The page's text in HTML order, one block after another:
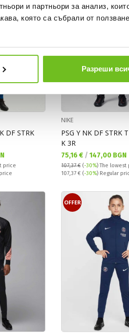
и партньори за анализ,
която са събрали от
Разреши
DF STRK
price
NIKE
PSG Y NK DF STRK
K 3R
Текуща цена:
75,16 € / 147,00 BGN
107,37 € (-30%)The lowest
Regular price:
107,37 € (-30%) Regular
OFFER